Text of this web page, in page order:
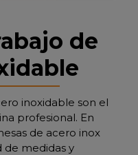
de
inoxidable son el
profesional. En
de acero inox
de medidas y